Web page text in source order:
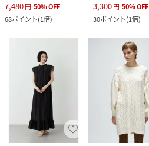
7,480円 50%OFF
68ポイント(1倍)
3,300円 50%OFF
30ポイント(1倍)